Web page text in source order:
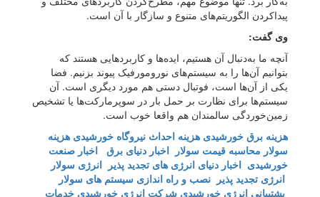
پیداکردن الگوریتم‌های متنوع و سازگار با آن است.
وی گفت:
آنچه ما به‌دنبال آن هستیم، ایده‌ها و کاربردهایی هستند که
بتوانیم آن‌ها را به سیستم‌های نورومورفیک پیوند بزنیم. فضا
یکی از آن‌ها است، فوتبال دستی هم مورد دیگری است. آن
سیستم‌ها برای نظارت بر حمل بار در سوپرمارکت‌ها یا تشخیص
زمین‌خوردگی سالمندان هم واقعا خوب است.
هزینه برق خورشیدی هزینه احداث نیروگاه خورشیدی هزینه
سولار محاسبه قیمت سولار اخبار دنیای برق اخبار صنعت
خورشیدی اخبار دنیای انرژی های تجدید پذیر انرژی سولار
انرژی تجدید پذیر نصب و راه اندازی سیستم های سولار
پشتیبانی انرژی خورشیدی شرکت انرژی خورشیدی خدمات